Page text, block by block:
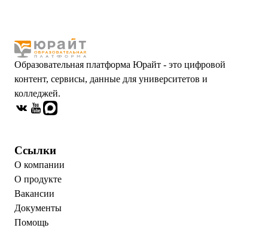
Образовательная платформа Юрайт - это цифровой
контент, сервисы, данные для университетов и
колледжей.
Ссылки
О компании
О продукте
Вакансии
Документы
Помощь